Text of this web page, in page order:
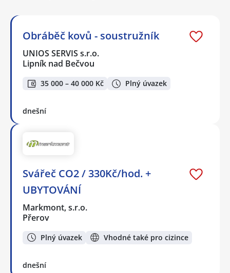
Obráběč kovů - soustružník
UNIOS SERVIS s.r.o.
Lipník nad Bečvou
35 000 – 40 000 Kč Plný úvazek
dnešní
Svářeč CO2 / 330Kč/hod. +
UBYTOVÁNÍ
Markmont, s.r.o.
Přerov
Plný úvazek Vhodné také pro cizince
dnešní